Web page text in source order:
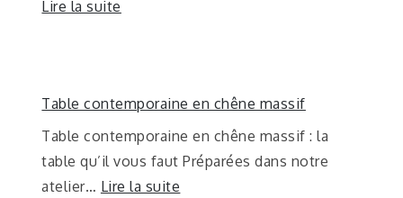
Lire la suite
Table contemporaine en chêne massif
Table contemporaine en chêne massif : la
table qu’il vous faut Préparées dans notre
atelier… Lire la suite